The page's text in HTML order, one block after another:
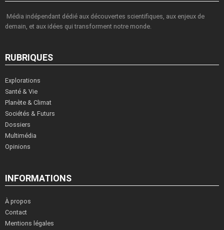
Média indépendant dédié aux découvertes scientifiques, aux enjeux de
demain, et aux idées qui transforment notre monde.
RUBRIQUES
Explorations
Santé & Vie
Planète & Climat
Sociétés & Futurs
Dossiers
Multimédia
Opinions
INFORMATIONS
À propos
Contact
Mentions légales